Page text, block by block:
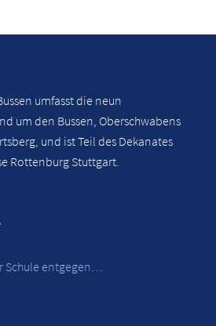
umfasst die neun
um den Bussen, Oberschwabens
und ist Teil des Dekanates
Rottenburg Stuttgart.
Schule entgegen…